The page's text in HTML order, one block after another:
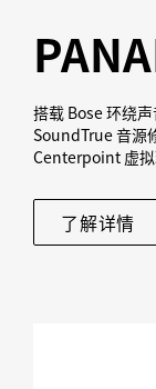
搭载 Bose 环绕
SoundTrue 音源
Centerpoint 虚
了解详情